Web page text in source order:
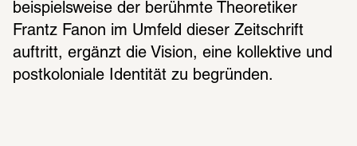
beispielsweise der berühmte Theoretiker
Frantz Fanon im Umfeld dieser Zeitschrift
auftritt, ergänzt die Vision, eine kollektive und
postkoloniale Identität zu begründen.